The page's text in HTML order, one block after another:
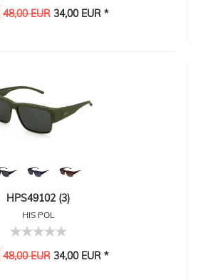
48,00 EUR34,00 EUR *
HPS49102 (3)
HIS POL
48,00 EUR34,00 EUR *